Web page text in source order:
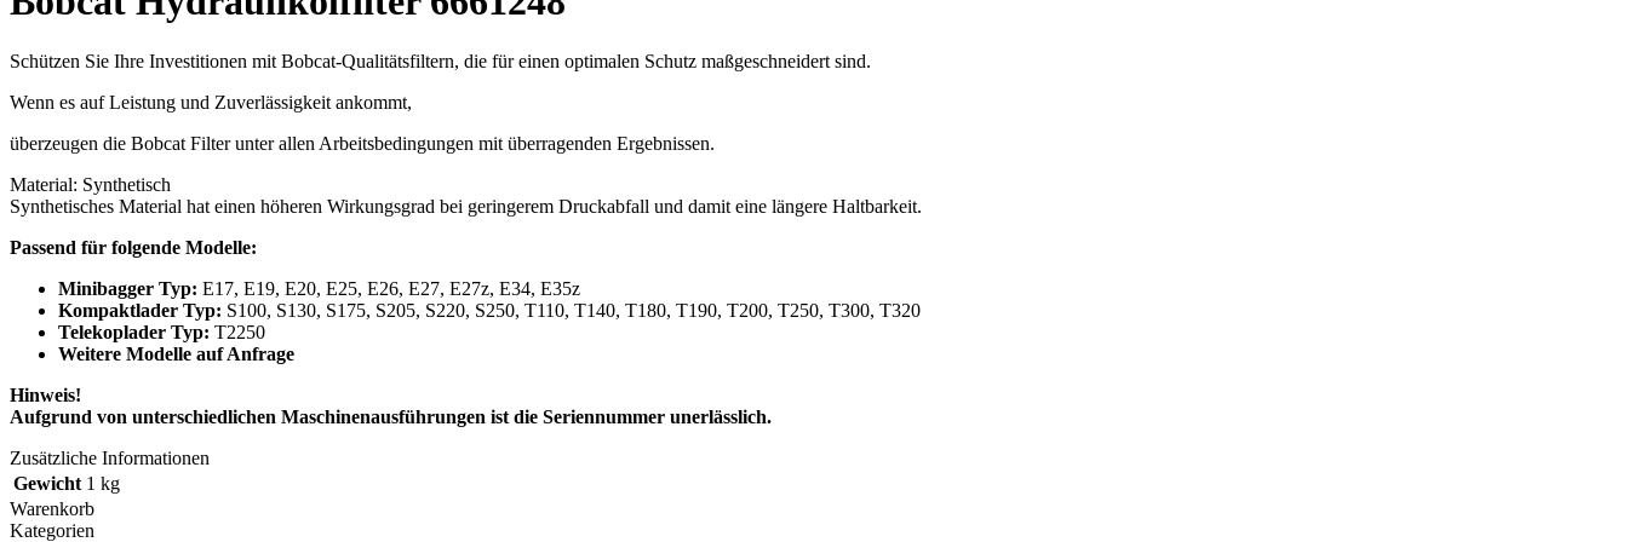
Schützen Sie Ihre Investitionen mit Bobcat-Qualitätsfiltern, die für einen optimalen Schutz maßgeschneidert sind.
Wenn es auf Leistung und Zuverlässigkeit ankommt,
überzeugen die Bobcat Filter unter allen Arbeitsbedingungen mit überragenden Ergebnissen.
Material: Synthetisch
Synthetisches Material hat einen höheren Wirkungsgrad bei geringerem Druckabfall und damit eine längere Haltbarkeit.
Passend für folgende Modelle:
Minibagger Typ: E17, E19, E20, E25, E26, E27, E27z, E34, E35z
Kompaktlader Typ: S100, S130, S175, S205, S220, S250, T110, T140, T180, T190, T200, T250, T300, T320
Telekoplader Typ: T2250
Weitere Modelle auf Anfrage
Hinweis!
Aufgrund von unterschiedlichen Maschinenausführungen ist die Seriennummer unerlässlich.
Zusätzliche Informationen
Gewicht 1 kg
Warenkorb
Kategorien